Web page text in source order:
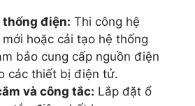
thống điện: Thi công hệ
hoặc cải tạo hệ thống
bảo cung cấp nguồn điện
các thiết bị điện tử.
và công tắc: Lắp đặt ổ